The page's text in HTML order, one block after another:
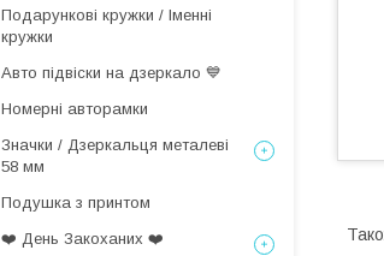
Подарункові кружки / Іменні
кружки
Авто підвіски на дзеркало 💙
Номерні авторамки
Значки / Дзеркальця металеві
58 мм
Подушка з принтом
❤️ День Закоханих ❤️